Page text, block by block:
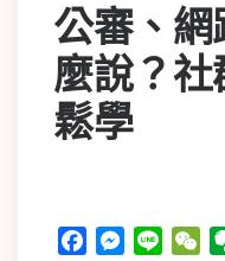
公審、
麼說？
鬆學
FacebookLine